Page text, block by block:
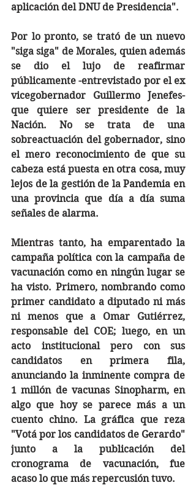
aplicación del DNU de Presidencia".
Por lo pronto, se trató de un nuevo
"siga siga" de Morales, quien además
se dio el lujo de reafirmar
públicamente -entrevistado por el ex
vicegobernador Guillermo Jenefes-
que quiere ser presidente de la
Nación. No se trata de una
sobreactuación del gobernador, sino
el mero reconocimiento de que su
cabeza está puesta en otra cosa, muy
lejos de la gestión de la Pandemia en
una provincia que día a día suma
señales de alarma.
Mientras tanto, ha emparentado la
campaña política con la campaña de
vacunación como en ningún lugar se
ha visto. Primero, nombrando como
primer candidato a diputado ni más
ni menos que a Omar Gutiérrez,
responsable del COE; luego, en un
acto institucional pero con sus
candidatos en primera fila,
anunciando la inminente compra de
1 millón de vacunas Sinopharm, en
algo que hoy se parece más a un
cuento chino. La gráfica que reza
"Votá por los candidatos de Gerardo"
junto a la publicación del
cronograma de vacunación, fue
acaso lo que más repercusión tuvo.